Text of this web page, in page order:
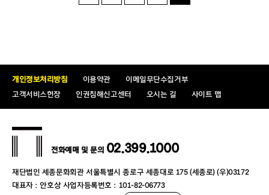
개인정보처리방침 이용약관
이메일무단수집거부
고객서비스헌장
인권침해신고센터 오시는 길 사이트 맵
재단법인 세종문화회관 서울특별시 종로구 세종대로 175 (세종로) (우)03172
대표자 : 안호상 사업자등록번호 : 101-82-06773
전화예매 및 문의 02.399.1000